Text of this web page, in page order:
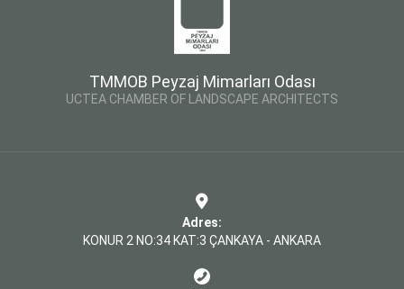
TMMOB Peyzaj Mimarları Odası
UCTEA CHAMBER OF LANDSCAPE ARCHITECTS
Adres:
KONUR 2 NO:34 KAT:3 ÇANKAYA - ANKARA